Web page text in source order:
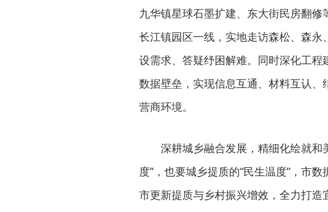
九华镇星球石墨扩建、东大街民房翻
长江镇园区一线，实地走访森松、森
设需求、答疑纾困解难。同时深化工
数据壁垒，实现信息互通、材料互认
营商环境。
深耕城乡融合发展，精细化绘就和
度”，也要城乡提质的“民生温度”，市
市更新提质与乡村振兴增效，全力打